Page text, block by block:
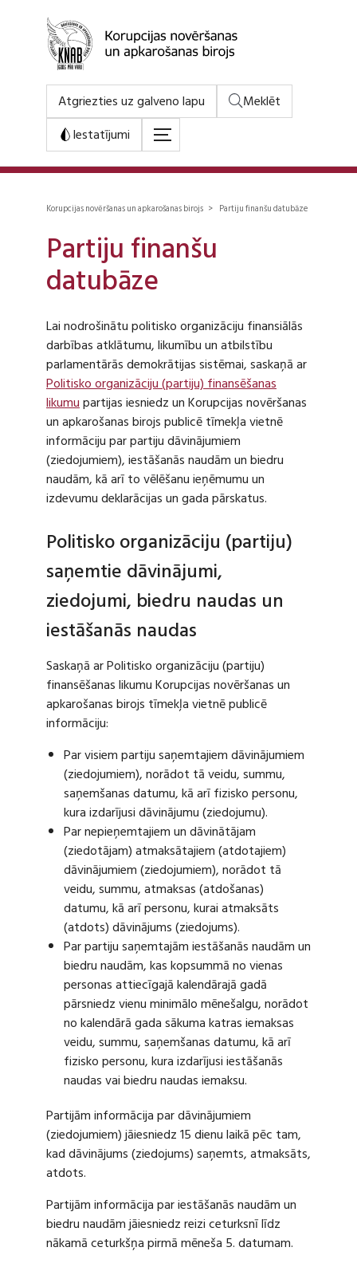
Atgriezties uz galveno lapu
Meklēt
Iestatījumi
Korupcijas novēršanas un apkarošanas birojs > Partiju finanšu datubāze
Partiju finanšu
datubāze
Lai nodrošinātu politisko organizāciju finansiālās
darbības atklātumu, likumību un atbilstību
parlamentārās demokrātijas sistēmai, saskaņā ar
Politisko organizāciju (partiju) finansēšanas
likumupartijas iesniedz un Korupcijas novēršanas
un apkarošanas birojs publicē tīmekļa vietnē
informāciju par partiju dāvinājumiem
(ziedojumiem), iestāšanās naudām un biedru
naudām, kā arī to vēlēšanu ieņēmumu un
izdevumu deklarācijas un gada pārskatus.
Politisko organizāciju (partiju)
saņemtie dāvinājumi,
ziedojumi, biedru naudas un
iestāšanās naudas
Saskaņā ar Politisko organizāciju (partiju)
finansēšanas likumu Korupcijas novēršanas un
apkarošanas birojs tīmekļa vietnē publicē
informāciju:
Par visiem partiju saņemtajiem dāvinājumiem
(ziedojumiem), norādot tā veidu, summu,
saņemšanas datumu, kā arī fizisko personu,
kura izdarījusi dāvinājumu (ziedojumu).
Par nepieņemtajiem un dāvinātājam
(ziedotājam) atmaksātajiem (atdotajiem)
dāvinājumiem (ziedojumiem), norādot tā
veidu, summu, atmaksas (atdošanas)
datumu, kā arī personu, kurai atmaksāts
(atdots) dāvinājums (ziedojums).
Par partiju saņemtajām iestāšanās naudām un
biedru naudām, kas kopsummā no vienas
personas attiecīgajā kalendārajā gadā
pārsniedz vienu minimālo mēnešalgu, norādot
no kalendārā gada sākuma katras iemaksas
veidu, summu, saņemšanas datumu, kā arī
fizisko personu, kura izdarījusi iestāšanās
naudas vai biedru naudas iemaksu.
Partijām informācija par dāvinājumiem
(ziedojumiem) jāiesniedz 15 dienu laikā pēc tam,
kad dāvinājums (ziedojums) saņemts, atmaksāts,
atdots.
Partijām informācija par iestāšanās naudām un
biedru naudām jāiesniedz reizi ceturksnī līdz
nākamā ceturkšņa pirmā mēneša 5. datumam.